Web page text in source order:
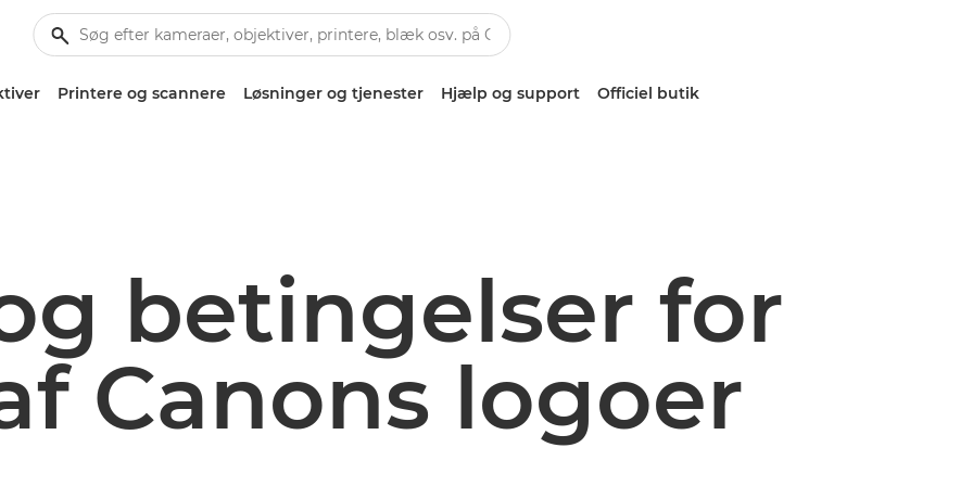
Printere og scannere Løsninger og tjenester Hjælp og support Officiel butik
betingelser for
Canons logoer